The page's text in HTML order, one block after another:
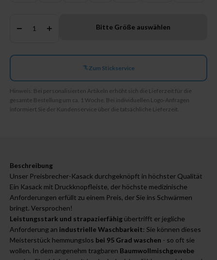
Bitte Größe auswählen
Zum Stickservice
Hinweis: Bei personalisierten Artikeln erhöht sich die Lieferzeit für die
gesamte Bestellung um ca. 1 Woche. Bei individuellen Logo-Anfragen
informiert Sie der Kundenservice über die tatsächliche Lieferzeit.
Beschreibung
Unser Preisbrecher-Kasack durchgeknöpft in höchster Qualität
Ein Kasack mit Druckknopfleiste, der höchste medizinische
Anforderungen erfüllt zu einem Preis, der Sie ins Schwärmen
bringt. Versprochen!
Leistungsstark und strapazierfähig übertrifft er jegliche
Anforderung an industrielle Waschbarkeit: Sie können dieses
Meisterstück hemmungslos bei 95 Grad waschen - so oft sie
wollen. In dem angenehm tragbaren Baumwollmischgewebe